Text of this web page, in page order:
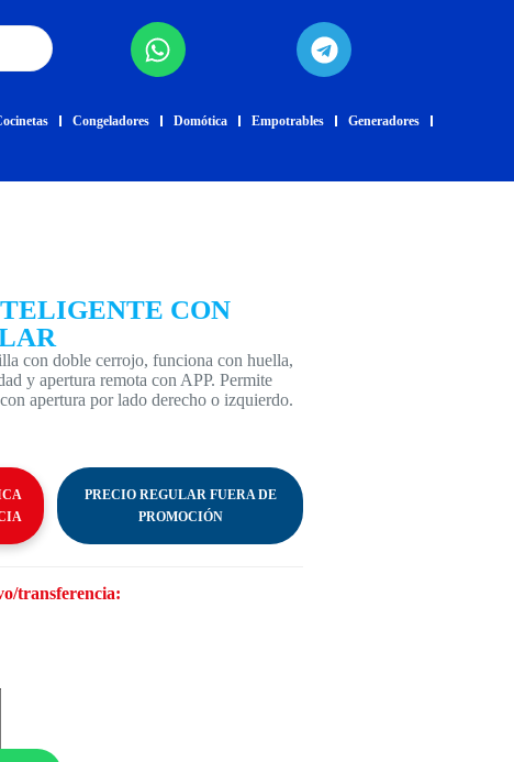
Congeladores Domótica Empotrables Generadores
CON
con doble cerrojo, funciona con huella,
y apertura remota con APP. Permite
apertura por lado derecho o izquierdo.
PRECIO REGULAR FUERA DE
PROMOCIÓN
transferencia: